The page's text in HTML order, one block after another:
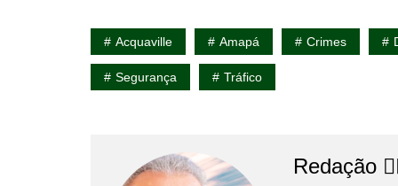
Acquaville Amapá Crimes
Segurança Tráfico
Redação